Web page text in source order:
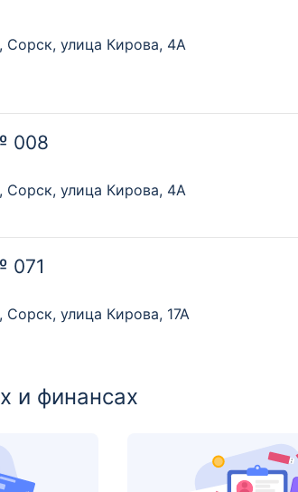
Сорск, улица Кирова, 4А
008
Сорск, улица Кирова, 4А
071
Сорск, улица Кирова, 17А
и финансах